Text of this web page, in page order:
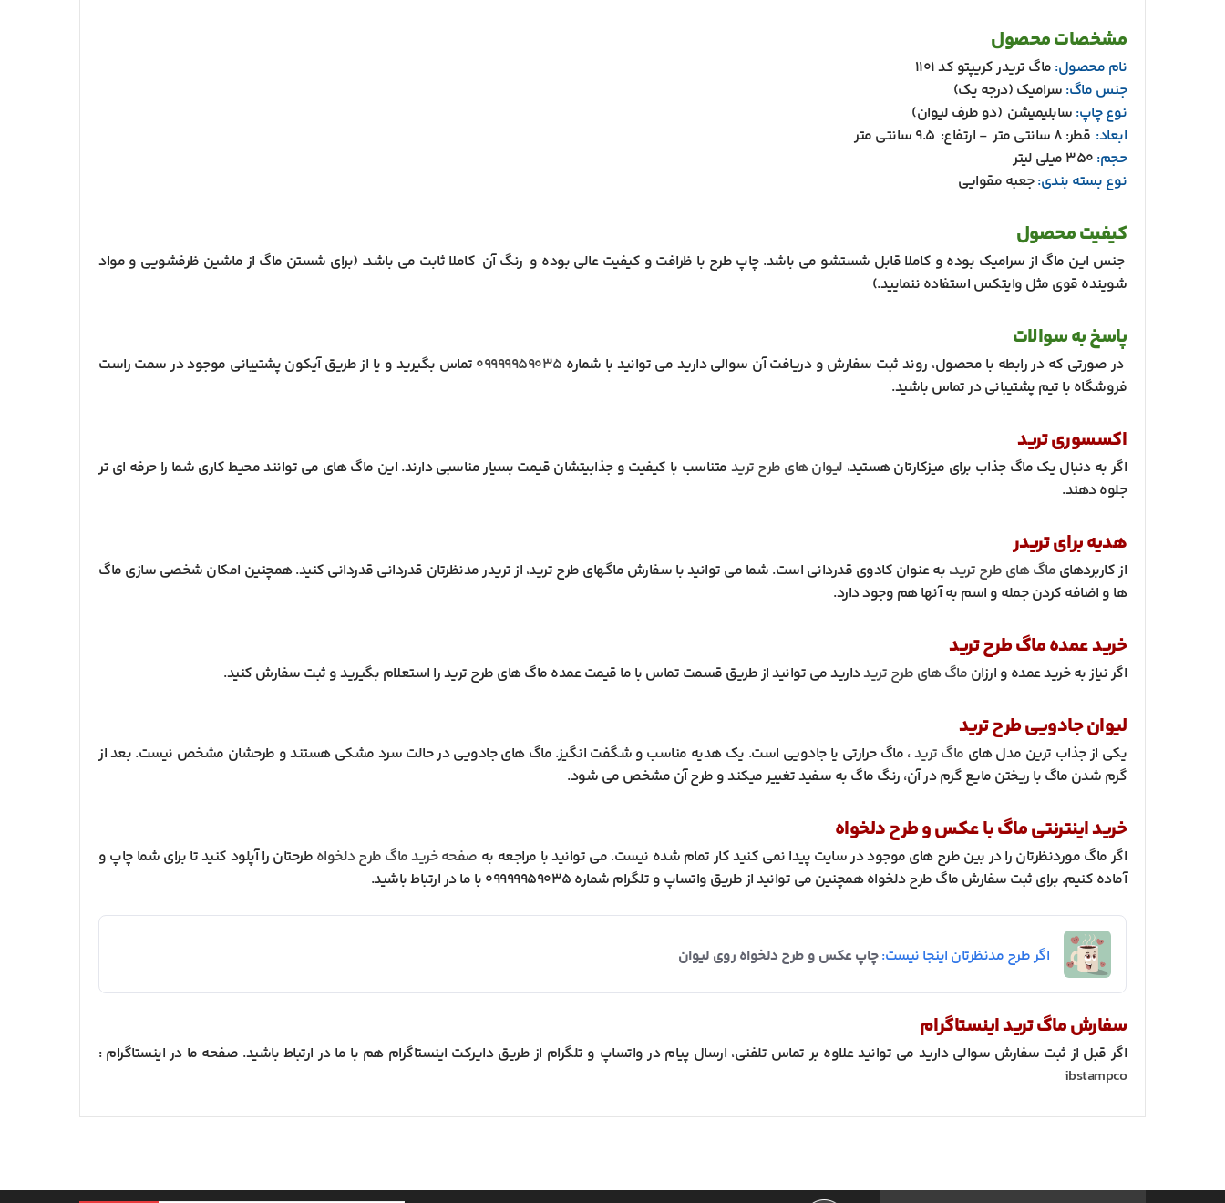
مشخصات محصول
نام محصول: ماگ تریدر کریپتو کد 1101
جنس ماگ: سرامیک (درجه یک)
نوع چاپ: سابلیمیشن (دو طرف لیوان)
ابعاد: قطر: 8 سانتی متر - ارتفاع: 9.5 سانتی متر
حجم:
نوع بسته بندی:جعبه مقوایی
کیفیت محصول
جنس این ماگ از سرامیک بوده و کاملا قابل شستشو می باشد. چاپ طرح با ظرافت و کیفیت عالی بوده و رنگ آن کاملا ثابت می باشد. (برای شستن ماگ از ماشین ظرفشویی و مواد
شوینده قوی مثل وایتکس استفاده ننمایید.)
پاسخ به سوالات
در صورتی که در رابطه با محصول، روند ثبت سفارش و دریافت آن سوالی دارید می توانید با شماره 09999959035 تماس بگیرید و یا از طریق آیکون پشتیبانی موجود در سمت راست
فروشگاه با تیم پشتیبانی در تماس باشید.
اکسسوری ترید
اگر به دنبال یک ماگ جذاب برای میزکارتان هستید، لیوان های طرح ترید متناسب با کیفیت و جذابیتشان قیمت بسیار مناسبی دارند. این ماگ های می توانند محیط کاری شما را حرفه ای تر
جلوه دهند.
هدیه برای تریدر
از کاربردهای ماگ های طرح ترید، به عنوان کادوی قدردانی است. شما می توانید با سفارش ماگهای طرح ترید، از تریدر مدنظرتان قدردانی قدردانی کنید. همچنین امکان شخصی سازی ماگ
ها و اضافه کردن جمله و اسم به آنها هم وجود دارد.
خرید عمده ماگ طرح ترید
اگر نیاز به خرید عمده و ارزان ماگ های طرح تریددارید می توانید از طریق قسمت تماس با ما قیمت عمده ماگ های طرح ترید را استعلام بگیرید و ثبت سفارش کنید.
لیوان جادویی طرح ترید
یکی از جذاب ترین مدل های ماگ ترید، ماگ حرارتی یا جادویی است. یک هدیه مناسب و شگفت انگیز. ماگ های جادویی در حالت سرد مشکی هستند و طرحشان مشخص نیست. بعد از
گرم شدن ماگ با ریختن مایع گرم در آن، رنگ ماگ به سفید تغییر میکند و طرح آن مشخص می شود.
خرید اینترنتی ماگ با عکس و طرح دلخواه
اگر ماگ موردنظرتان را در بین طرح های موجود در سایت پیدا نمی کنید کار تمام شده نیست. می توانید با مراجعه به صفحه خرید ماگ طرح دلخواه طرحتان را آپلود کنید تا برای شما چاپ و
آماده کنیم. برای ثبت سفارش ماگ طرح دلخواه همچنین می توانید از طریق واتساپ و تلگرام شماره 09999959035 با ما در ارتباط باشید.
اگر طرح مدنظرتان اینجا نیست:چاپ عکس و طرح دلخواه روی لیوان
سفارش ماگ ترید اینستاگرام
اگر قبل از ثبت سفارش سوالی دارید می توانید علاوه بر تماس تلفنی، ارسال پیام در واتساپ و تلگرام از طریق دایرکت اینستاگرام هم با ما در ارتباط باشید. صفحه ما در اینستاگرام :
ibstampco